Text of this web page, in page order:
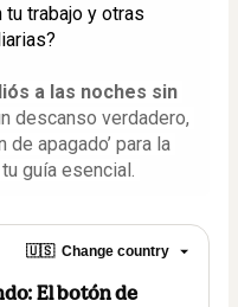
trabajo y otras
a las noches sin
descanso verdadero,
de apagado’ para la
guía esencial.
🇺🇸 Change country
El botón de